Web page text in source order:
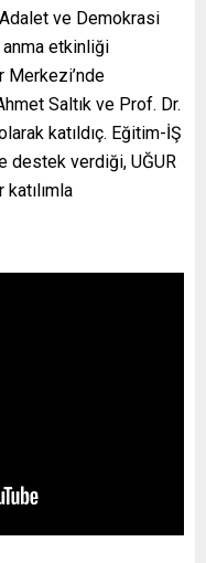
ve Demokrasi
anma etkinliği
Merkezi’nde
Saltık ve Prof. Dr.
katıldıç. Eğitim-İŞ
destek verdiği, UĞUR